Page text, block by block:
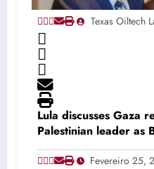
Texas Oiltech
Lula discusses Gaza
Palestinian leader as
invitation
Fevereiro 25,